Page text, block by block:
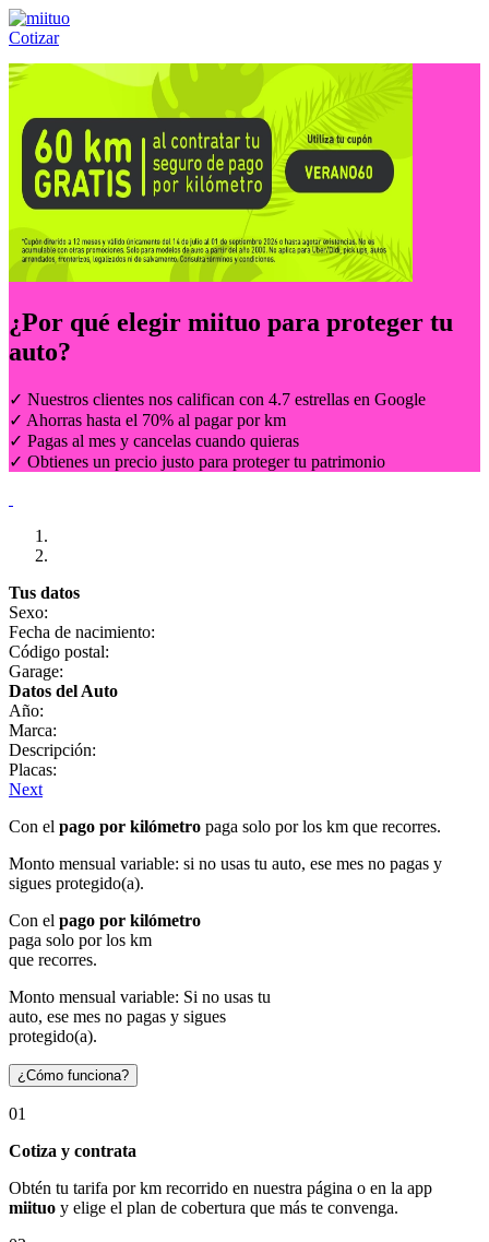
Cotizar
Llámanos al:(55) 84-21-05-00 ó
¿Por qué elegir miituo para proteger tu
auto?
✓ Nuestros clientes nos califican con 4.7 estrellas en Google
✓ Ahorras hasta el 70% al pagar por km
✓ Pagas al mes y cancelas cuando quieras
✓ Obtienes un precio justo para proteger tu patrimonio
Tus datos
Sexo:
Fecha de nacimiento:
Código postal:
Garage:
Datos del Auto
Año:
Marca:
Descripción:
Placas:
Next
Con el pago por kilómetro paga solo por los km que recorres.
Monto mensual variable: si no usas tu auto, ese mes no pagas y
sigues protegido(a).
Con el pago por kilómetro
paga solo por los km
que recorres.
Monto mensual variable: Si no usas tu
auto, ese mes no pagas y sigues
protegido(a).
¿Cómo funciona?
01
Cotiza y contrata
Obtén tu tarifa por km recorrido en nuestra página o en la app
miituo y elige el plan de cobertura que más te convenga.